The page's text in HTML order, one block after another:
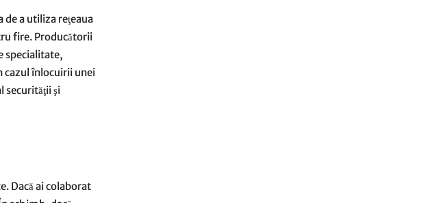
a utiliza reţeaua
fire. Producătorii
specialitate,
cazul înlocuirii unei
securităţii şi
Dacă ai colaborat